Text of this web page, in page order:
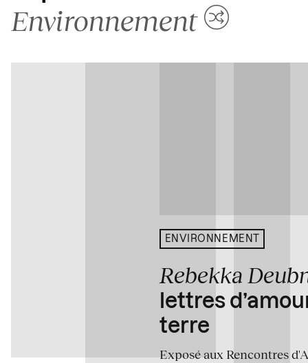
Environnement
ENVIRONNEMENT
Rebekka
lettres
terre
Exposé aux Rencontres